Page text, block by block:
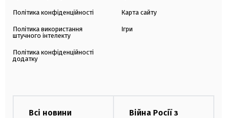
Політика конфіденційності
Політика використання
штучного інтелекту
Політика конфіденційності
додатку
Карта сайту
Ігри
Всі новини
Війна Росії з